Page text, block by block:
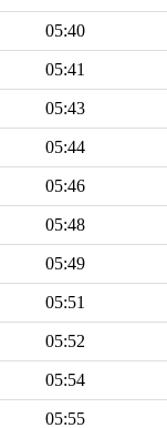
05:40
05:41
05:43
05:44
05:46
05:48
05:49
05:51
05:52
05:54
05:55